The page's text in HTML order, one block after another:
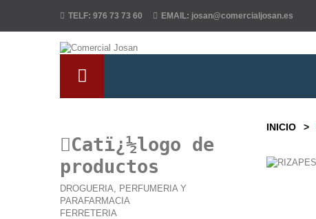
TELF: 976 73 73 60 EMAIL: josan@comercialjosan.es
Catï¿½logo de
productos
DROGUERIA, PERFUMERIA Y
PARAFARMACIA
FERRETERIA
INICIO >